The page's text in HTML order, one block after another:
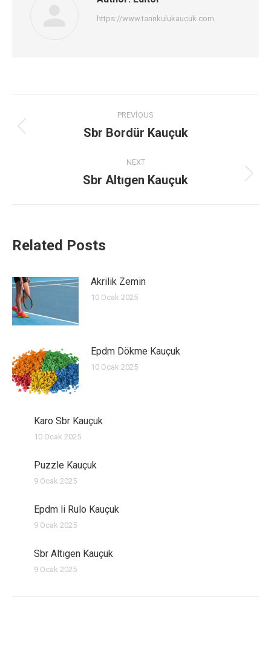
https://www.tanrikulukaucuk.com
navigation
PREVIOUS
Previous
Sbr Bordür Kauçuk
NEXT
Next
Sbr Altıgen Kauçuk
Related Posts
Akrilik Zemin
10 Ocak 2025
Epdm Dökme Kauçuk
10 Ocak 2025
Karo Sbr Kauçuk
10 Ocak 2025
Puzzle Kauçuk
9 Ocak 2025
Epdm li Rulo Kauçuk
9 Ocak 2025
Sbr Altıgen Kauçuk
9 Ocak 2025